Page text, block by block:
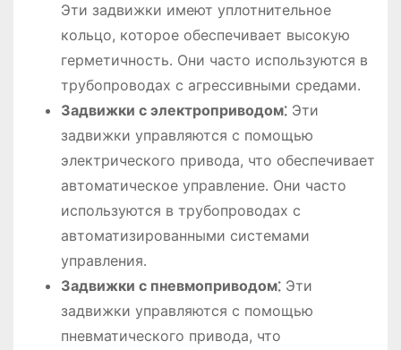
Эти задвижки имеют уплотнительное
кольцо, которое обеспечивает высокую
герметичность․ Они часто используются в
трубопроводах с агрессивными средами․
Задвижки с электроприводом⁚Эти
задвижки управляются с помощью
электрического привода, что обеспечивает
автоматическое управление․ Они часто
используются в трубопроводах с
автоматизированными системами
управления․
Задвижки с пневмоприводом⁚Эти
задвижки управляются с помощью
пневматического привода, что